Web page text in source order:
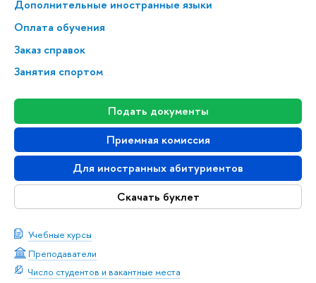
Дополнительные иностранные языки
Оплата обучения
Заказ справок
Занятия спортом
Подать документы
Приемная комиссия
Для иностранных абитуриентов
Скачать буклет
Учебные курсы
Преподаватели
Число студентов и вакантные места